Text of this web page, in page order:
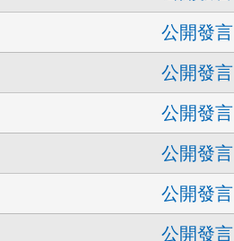
公開發言
公開發言
公開發言
公開發言
公開發言
公開發言